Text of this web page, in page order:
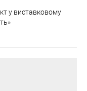
у виставковому